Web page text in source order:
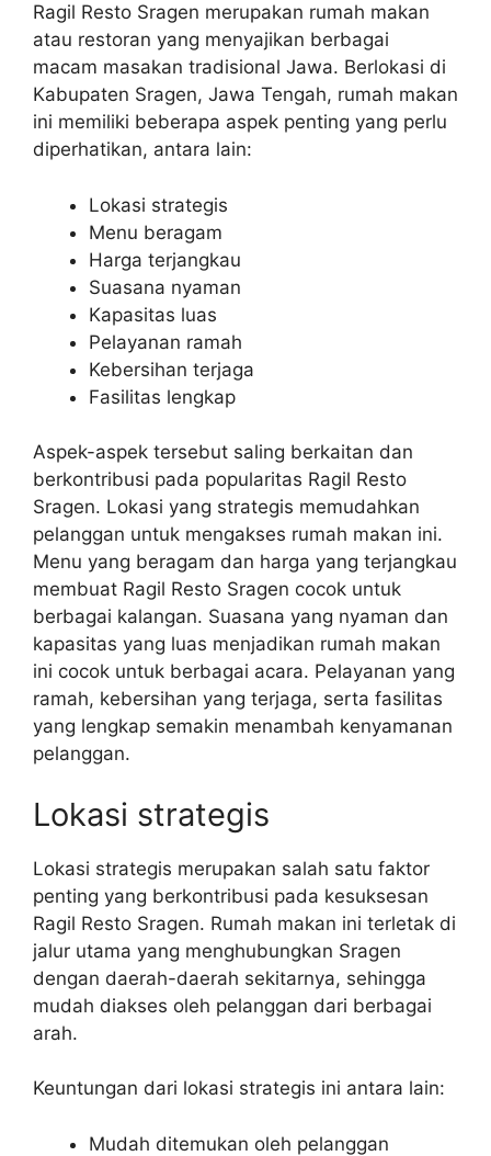
Ragil Resto Sragen merupakan rumah makan
atau restoran yang menyajikan berbagai
macam masakan tradisional Jawa. Berlokasi di
Kabupaten Sragen, Jawa Tengah, rumah makan
ini memiliki beberapa aspek penting yang perlu
diperhatikan, antara lain:
Lokasi strategis
Menu beragam
Harga terjangkau
Suasana nyaman
Kapasitas luas
Pelayanan ramah
Kebersihan terjaga
Fasilitas lengkap
Aspek-aspek tersebut saling berkaitan dan
berkontribusi pada popularitas Ragil Resto
Sragen. Lokasi yang strategis memudahkan
pelanggan untuk mengakses rumah makan ini.
Menu yang beragam dan harga yang terjangkau
membuat Ragil Resto Sragen cocok untuk
berbagai kalangan. Suasana yang nyaman dan
kapasitas yang luas menjadikan rumah makan
ini cocok untuk berbagai acara. Pelayanan yang
ramah, kebersihan yang terjaga, serta fasilitas
yang lengkap semakin menambah kenyamanan
pelanggan.
Lokasi strategis
Lokasi strategis merupakan salah satu faktor
penting yang berkontribusi pada kesuksesan
Ragil Resto Sragen. Rumah makan ini terletak di
jalur utama yang menghubungkan Sragen
dengan daerah-daerah sekitarnya, sehingga
mudah diakses oleh pelanggan dari berbagai
arah.
Keuntungan dari lokasi strategis ini antara lain:
Mudah ditemukan oleh pelanggan